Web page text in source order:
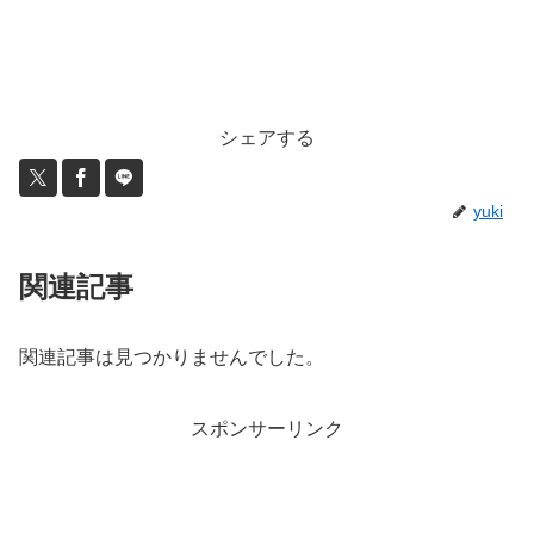
シェアする
yuki
関連記事
関連記事は見つかりませんでした。
スポンサーリンク